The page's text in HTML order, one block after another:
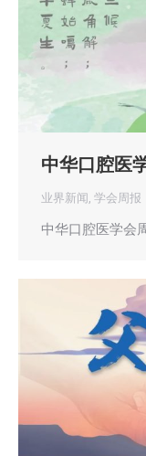
中华口腔医
业界新闻 , 学会周报
中华口腔医学会